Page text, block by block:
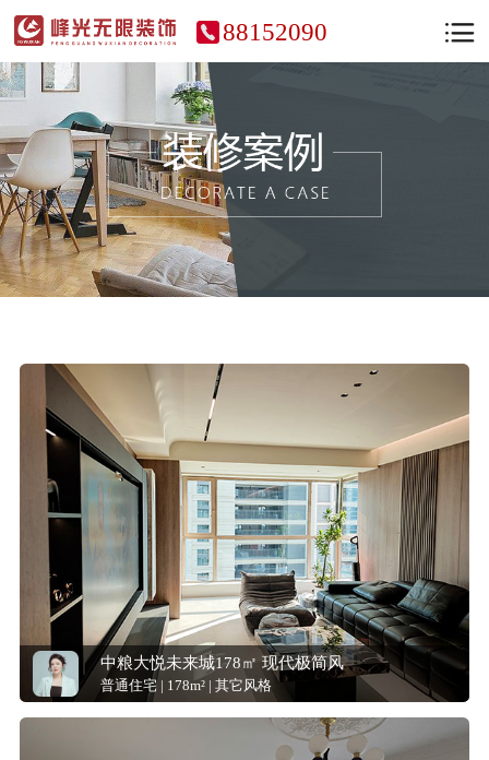
88152090
中粮大悦未来城178㎡ 现代极简风
普通住宅 | 178m² | 其它风格